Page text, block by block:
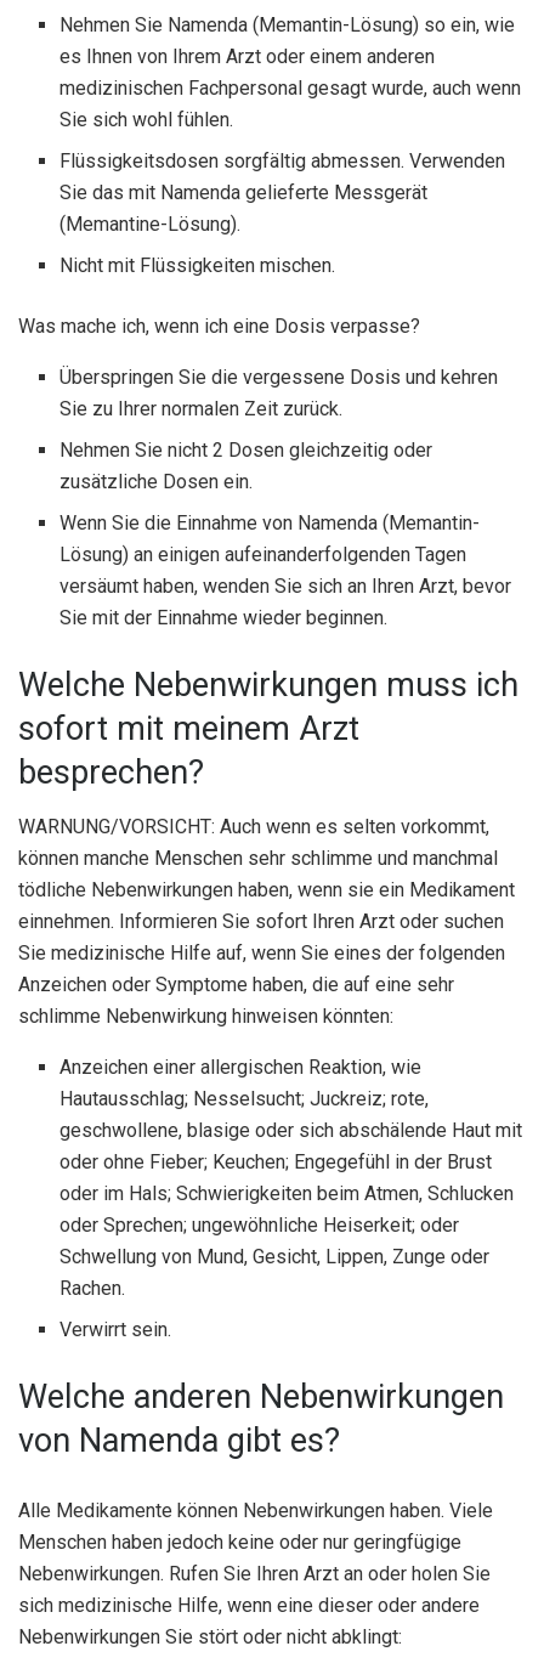
Nehmen Sie Namenda (Memantin-Lösung) so ein, wie
es Ihnen von Ihrem Arzt oder einem anderen
medizinischen Fachpersonal gesagt wurde, auch wenn
Sie sich wohl fühlen.
Flüssigkeitsdosen sorgfältig abmessen. Verwenden
Sie das mit Namenda gelieferte Messgerät
(Memantine-Lösung).
Nicht mit Flüssigkeiten mischen.
Was mache ich, wenn ich eine Dosis verpasse?
Überspringen Sie die vergessene Dosis und kehren
Sie zu Ihrer normalen Zeit zurück.
Nehmen Sie nicht 2 Dosen gleichzeitig oder
zusätzliche Dosen ein.
Wenn Sie die Einnahme von Namenda (Memantin-
Lösung) an einigen aufeinanderfolgenden Tagen
versäumt haben, wenden Sie sich an Ihren Arzt, bevor
Sie mit der Einnahme wieder beginnen.
Welche Nebenwirkungen muss ich
sofort mit meinem Arzt
besprechen?
WARNUNG/VORSICHT: Auch wenn es selten vorkommt,
können manche Menschen sehr schlimme und manchmal
tödliche Nebenwirkungen haben, wenn sie ein Medikament
einnehmen. Informieren Sie sofort Ihren Arzt oder suchen
Sie medizinische Hilfe auf, wenn Sie eines der folgenden
Anzeichen oder Symptome haben, die auf eine sehr
schlimme Nebenwirkung hinweisen könnten:
Anzeichen einer allergischen Reaktion, wie
Hautausschlag; Nesselsucht; Juckreiz; rote,
geschwollene, blasige oder sich abschälende Haut mit
oder ohne Fieber; Keuchen; Engegefühl in der Brust
oder im Hals; Schwierigkeiten beim Atmen, Schlucken
oder Sprechen; ungewöhnliche Heiserkeit; oder
Schwellung von Mund, Gesicht, Lippen, Zunge oder
Rachen.
Verwirrt sein.
Welche anderen Nebenwirkungen
von Namenda gibt es?
Alle Medikamente können Nebenwirkungen haben. Viele
Menschen haben jedoch keine oder nur geringfügige
Nebenwirkungen. Rufen Sie Ihren Arzt an oder holen Sie
sich medizinische Hilfe, wenn eine dieser oder andere
Nebenwirkungen Sie stört oder nicht abklingt: